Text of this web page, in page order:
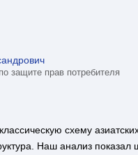
защите прав потребителя
схему
Наш анализ